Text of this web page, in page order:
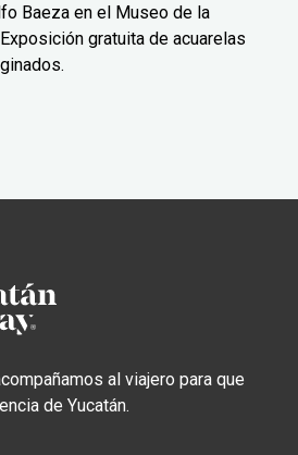
Baeza en el Museo de la
gratuita de acuarelas
al viajero para que
de Yucatán.